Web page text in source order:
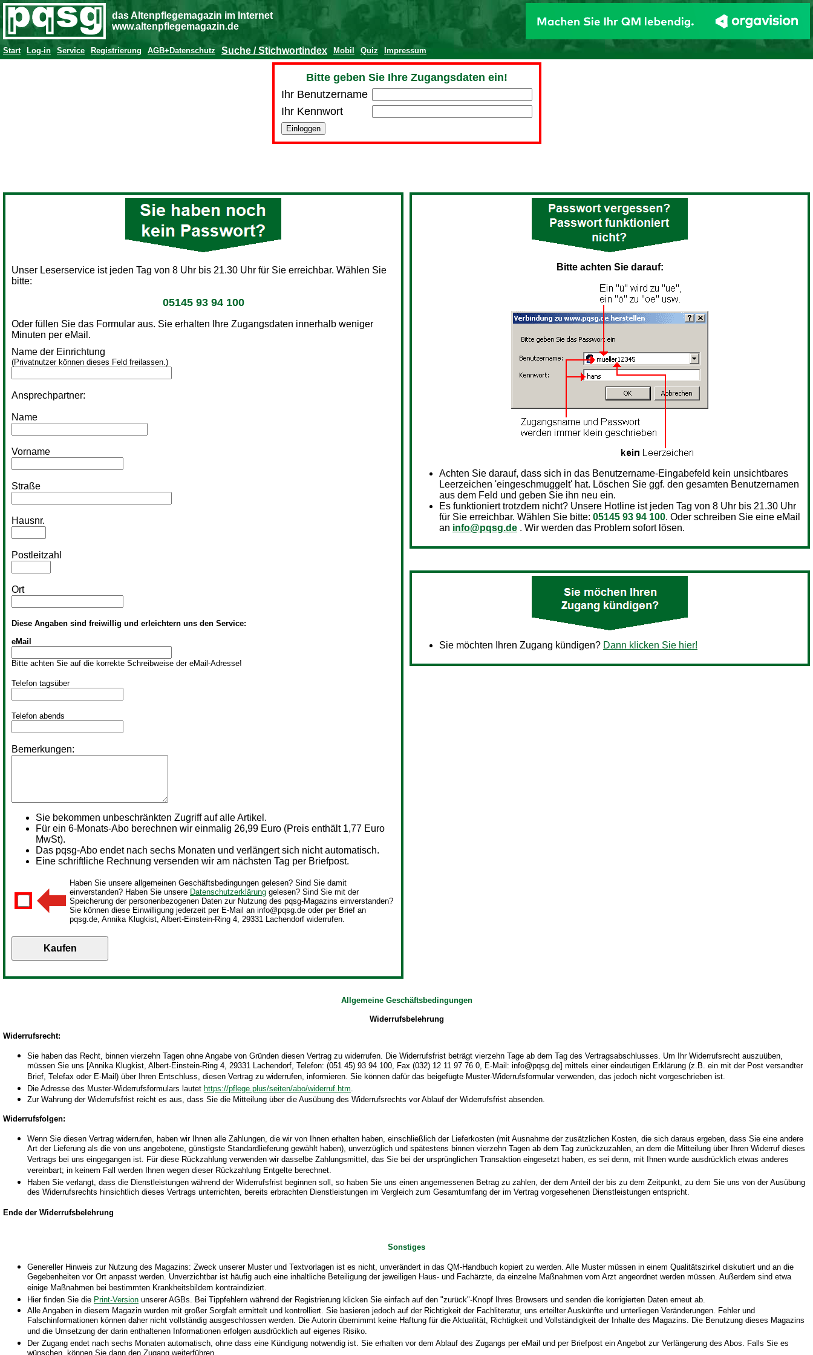
das Altenpflegemagazin im Internet
www.altenpflegemagazin.de
Start Log-in Service Registrierung AGB+Datenschutz Suche / Stichwortindex Mobil Quiz Impressum
Bitte geben Sie Ihre Zugangsdaten ein!
Ihr Benutzername
Ihr Kennwort
Unser Leserservice ist jeden Tag von 8 Uhr bis 21.30 Uhr für Sie erreichbar. Wählen Sie
bitte:
05145 93 94 100
Oder füllen Sie das Formular aus. Sie erhalten Ihre Zugangsdaten innerhalb weniger
Minuten per eMail.
Name der Einrichtung
(Privatnutzer können dieses Feld freilassen.)
Ansprechpartner:
Name
Vorname
Straße
Hausnr.
Postleitzahl
Ort
Diese Angaben sind freiwillig und erleichtern uns den Service:
eMail
Bitte achten Sie auf die korrekte Schreibweise der eMail-Adresse!
Telefon tagsüber
Telefon abends
Bemerkungen:
Sie bekommen unbeschränkten Zugriff auf alle Artikel.
Für ein 6-Monats-Abo berechnen wir einmalig 26,99 Euro (Preis enthält 1,77 Euro
MwSt).
Das pqsg-Abo endet nach sechs Monaten und verlängert sich nicht automatisch.
Eine schriftliche Rechnung versenden wir am nächsten Tag per Briefpost.
Haben Sie unsere allgemeinen Geschäftsbedingungen gelesen? Sind Sie damit
einverstanden? Haben Sie unsere Datenschutzerklärung gelesen? Sind Sie mit der
Speicherung der personenbezogenen Daten zur Nutzung des pqsg-Magazins einverstanden?
Sie können diese Einwilligung jederzeit per E-Mail an info@pqsg.de oder per Brief an
pqsg.de, Annika Klugkist, Albert-Einstein-Ring 4, 29331 Lachendorf widerrufen.
Bitte achten Sie darauf:
Achten Sie darauf, dass sich in das Benutzername-Eingabefeld kein unsichtbares
Leerzeichen 'eingeschmuggelt' hat. Löschen Sie ggf. den gesamten Benutzernamen
aus dem Feld und geben Sie ihn neu ein.
Es funktioniert trotzdem nicht? Unsere Hotline ist jeden Tag von 8 Uhr bis 21.30 Uhr
für Sie erreichbar. Wählen Sie bitte: 05145 93 94 100. Oder schreiben Sie eine eMail
an info@pqsg.de . Wir werden das Problem sofort lösen.
Sie möchten Ihren Zugang kündigen? Dann klicken Sie hier!
Allgemeine Geschäftsbedingungen
Widerrufsbelehrung
Widerrufsrecht:
Sie haben das Recht, binnen vierzehn Tagen ohne Angabe von Gründen diesen Vertrag zu widerrufen. Die Widerrufsfrist beträgt vierzehn Tage ab dem Tag des Vertragsabschlusses. Um Ihr Widerrufsrecht auszuüben,
müssen Sie uns [Annika Klugkist, Albert-Einstein-Ring 4, 29331 Lachendorf, Telefon: (051 45) 93 94 100, Fax (032) 12 11 97 76 0, E-Mail: info@pqsg.de] mittels einer eindeutigen Erklärung (z.B. ein mit der Post versandter
Brief, Telefax oder E-Mail) über Ihren Entschluss, diesen Vertrag zu widerrufen, informieren. Sie können dafür das beigefügte Muster-Widerrufsformular verwenden, das jedoch nicht vorgeschrieben ist.
Die Adresse des Muster-Widerrufsformulars lautet https://pflege.plus/seiten/abo/widerruf.htm.
Zur Wahrung der Widerrufsfrist reicht es aus, dass Sie die Mitteilung über die Ausübung des Widerrufsrechts vor Ablauf der Widerrufsfrist absenden.
Widerrufsfolgen:
Wenn Sie diesen Vertrag widerrufen, haben wir Ihnen alle Zahlungen, die wir von Ihnen erhalten haben, einschließlich der Lieferkosten (mit Ausnahme der zusätzlichen Kosten, die sich daraus ergeben, dass Sie eine andere
Art der Lieferung als die von uns angebotene, günstigste Standardlieferung gewählt haben), unverzüglich und spätestens binnen vierzehn Tagen ab dem Tag zurückzuzahlen, an dem die Mitteilung über Ihren Widerruf dieses
Vertrags bei uns eingegangen ist. Für diese Rückzahlung verwenden wir dasselbe Zahlungsmittel, das Sie bei der ursprünglichen Transaktion eingesetzt haben, es sei denn, mit Ihnen wurde ausdrücklich etwas anderes
vereinbart; in keinem Fall werden Ihnen wegen dieser Rückzahlung Entgelte berechnet.
Haben Sie verlangt, dass die Dienstleistungen während der Widerrufsfrist beginnen soll, so haben Sie uns einen angemessenen Betrag zu zahlen, der dem Anteil der bis zu dem Zeitpunkt, zu dem Sie uns von der Ausübung
des Widerrufsrechts hinsichtlich dieses Vertrags unterrichten, bereits erbrachten Dienstleistungen im Vergleich zum Gesamtumfang der im Vertrag vorgesehenen Dienstleistungen entspricht.
Ende der Widerrufsbelehrung
Sonstiges
Genereller Hinweis zur Nutzung des Magazins: Zweck unserer Muster und Textvorlagen ist es nicht, unverändert in das QM-Handbuch kopiert zu werden. Alle Muster müssen in einem Qualitätszirkel diskutiert und an die
Gegebenheiten vor Ort anpasst werden. Unverzichtbar ist häufig auch eine inhaltliche Beteiligung der jeweiligen Haus- und Fachärzte, da einzelne Maßnahmen vom Arzt angeordnet werden müssen. Außerdem sind etwa
einige Maßnahmen bei bestimmten Krankheitsbildern kontraindiziert.
Hier finden Sie die Print-Version unserer AGBs. Bei Tippfehlern während der Registrierung klicken Sie einfach auf den "zurück"-Knopf Ihres Browsers und senden die korrigierten Daten erneut ab.
Alle Angaben in diesem Magazin wurden mit großer Sorgfalt ermittelt und kontrolliert. Sie basieren jedoch auf der Richtigkeit der Fachliteratur, uns erteilter Auskünfte und unterliegen Veränderungen. Fehler und
Falschinformationen können daher nicht vollständig ausgeschlossen werden. Die Autorin übernimmt keine Haftung für die Aktualität, Richtigkeit und Vollständigkeit der Inhalte des Magazins. Die Benutzung dieses Magazins
und die Umsetzung der darin enthaltenen Informationen erfolgen ausdrücklich auf eigenes Risiko.
Der Zugang endet nach sechs Monaten automatisch, ohne dass eine Kündigung notwendig ist. Sie erhalten vor dem Ablauf des Zugangs per eMail und per Briefpost ein Angebot zur Verlängerung des Abos. Falls Sie es